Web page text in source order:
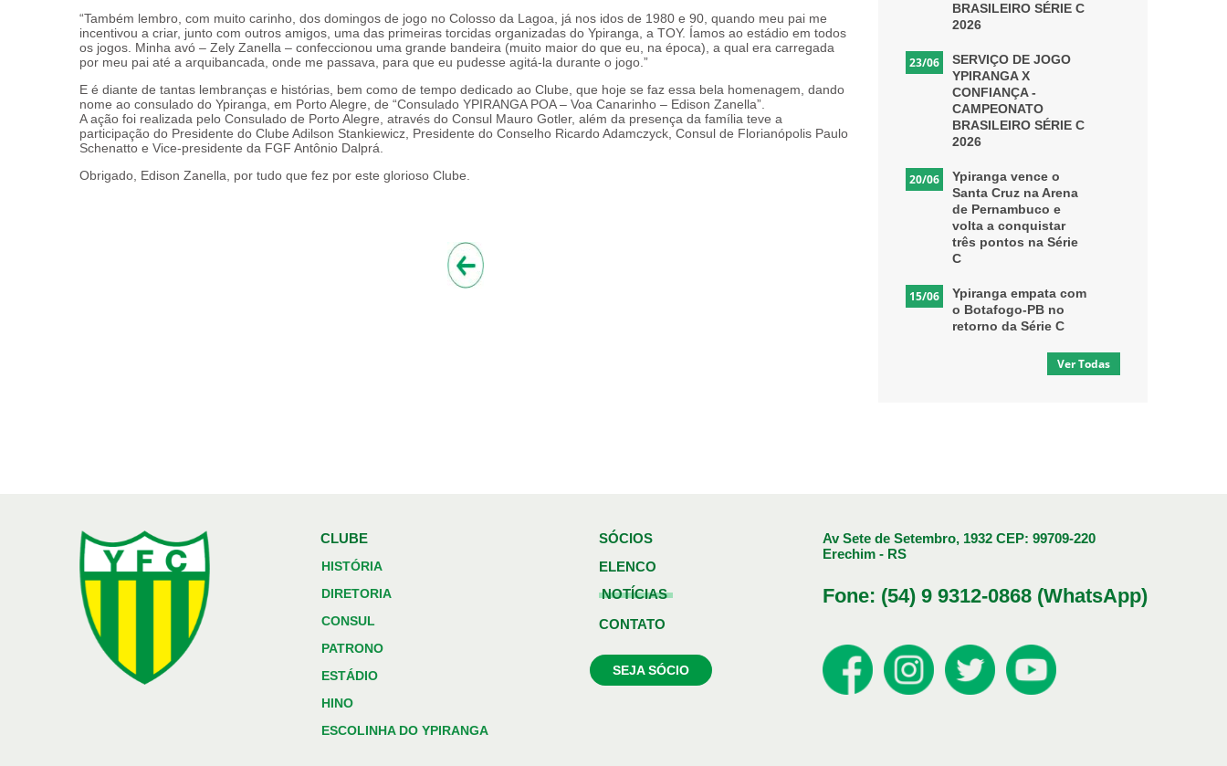
“Também lembro, com muito carinho, dos domingos de jogo no Colosso da Lagoa, já nos idos de 1980 e 90, quando meu pai me
incentivou a criar, junto com outros amigos, uma das primeiras torcidas organizadas do Ypiranga, a TOY. Íamos ao estádio em todos
os jogos. Minha avó – Zely Zanella – confeccionou uma grande bandeira (muito maior do que eu, na época), a qual era carregada
por meu pai até a arquibancada, onde me passava, para que eu pudesse agitá-la durante o jogo.”
E é diante de tantas lembranças e histórias, bem como de tempo dedicado ao Clube, que hoje se faz essa bela homenagem, dando
nome ao consulado do Ypiranga, em Porto Alegre, de “Consulado YPIRANGA POA – Voa Canarinho – Edison Zanella”.
A ação foi realizada pelo Consulado de Porto Alegre, através do Consul Mauro Gotler, além da presença da família teve a
participação do Presidente do Clube Adilson Stankiewicz, Presidente do Conselho Ricardo Adamczyck, Consul de Florianópolis Paulo
Schenatto e Vice-presidente da FGF Antônio Dalprá.
Obrigado, Edison Zanella, por tudo que fez por este glorioso Clube.
BRASILEIRO SÉRIE C
2026
23/06
SERVIÇO DE JOGO
YPIRANGA X
CONFIANÇA -
CAMPEONATO
BRASILEIRO SÉRIE C
2026
20/06
Ypiranga vence o
Santa Cruz na Arena
de Pernambuco e
volta a conquistar
três pontos na Série
C
15/06
Ypiranga empata com
o Botafogo-PB no
retorno da Série C
Ver Todas
CLUBE
HISTÓRIA
DIRETORIA
CONSUL
PATRONO
ESTÁDIO
HINO
ESCOLINHA DO YPIRANGA
SÓCIOS
ELENCO
NOTÍCIAS
CONTATO
SEJA SÓCIO
Av Sete de Setembro, 1932 CEP: 99709-220
Erechim - RS
Fone: (54) 9 9312-0868 (WhatsApp)